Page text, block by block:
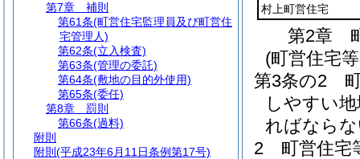
村上町営住宅
第2章
(町営住宅
第3条の2
しやすい
ればなら
2
町営住宅
第7章
補則
第61条(町営住宅監理員及び町営住
宅管理人)
第62条(立入検査)
第63条(管理の委託)
第64条(敷地の目的外使用)
第65条(委任)
第8章
罰則
第66条(過料)
附則
附則 (平成23年6月11日条例第17号)